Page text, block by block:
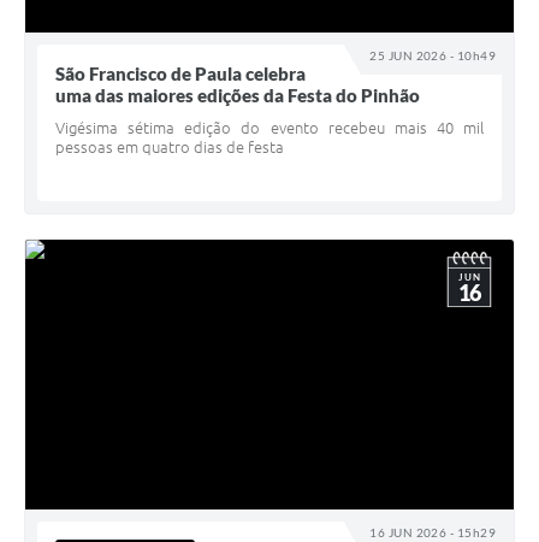
25 JUN 2026 - 10h49
São Francisco de Paula celebra
uma das maiores edições da Festa do Pinhão
Vigésima sétima edição do evento recebeu mais 40 mil
pessoas em quatro dias de festa
16 JUN 2026 - 15h29
JUN
16